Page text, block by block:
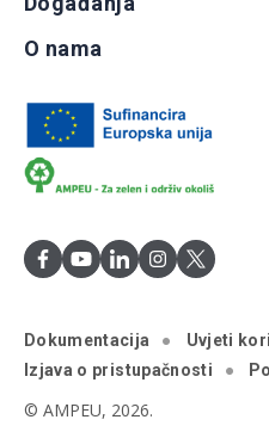
O nama
Dokumentacija Uvjeti
Izjava o pristupačnosti
© AMPEU, 2026.